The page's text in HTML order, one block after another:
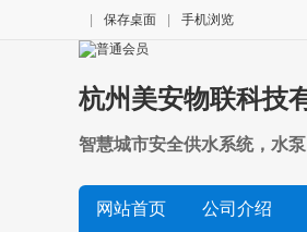
保存桌面 手机浏览
杭州美安物联科技
智慧城市安全供水系统，水
网站首页 公司介绍